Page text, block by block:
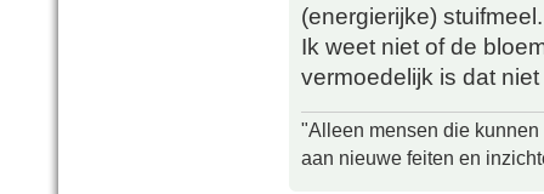
(energierijke) stuifmeel.
Ik weet niet of de
vermoedelijk is dat
"Alleen mensen die
aan nieuwe feiten en